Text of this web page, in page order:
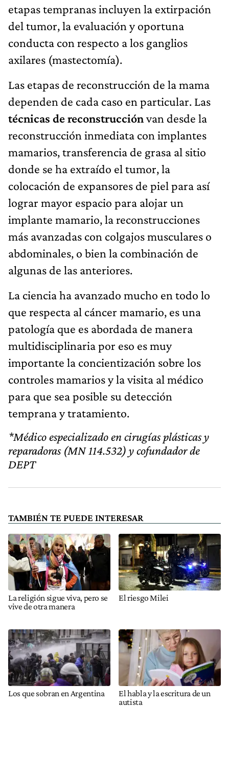
etapas tempranas incluyen la extirpación
del tumor, la evaluación y oportuna
conducta con respecto a los ganglios
axilares (mastectomía).
Las etapas de reconstrucción de la mama
dependen de cada caso en particular. Las
técnicas de reconstrucciónvan desde la
reconstrucción inmediata con implantes
mamarios, transferencia de grasa al sitio
donde se ha extraído el tumor, la
colocación de expansores de piel para así
lograr mayor espacio para alojar un
implante mamario, la reconstrucciones
más avanzadas con colgajos musculares o
abdominales, o bien la combinación de
algunas de las anteriores.
La ciencia ha avanzado mucho en todo lo
que respecta al cáncer mamario, es una
patología que es abordada de manera
multidisciplinaria por eso es muy
importante la concientización sobre los
controles mamarios y la visita al médico
para que sea posible su detección
temprana y tratamiento.
*Médico especializado en cirugías plásticas y
reparadoras (MN 114.532) y cofundador de
DEPT
TAMBIÉN TE PUEDE INTERESAR
La religión sigue viva, pero se
vive de otra manera
El riesgo Milei
Los que sobran en Argentina
El habla y la escritura de un
autista